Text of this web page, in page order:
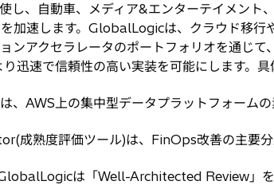
、自動車、メディア&エンターテイメント
加速します。GlobalLogicは、クラウド移行
ンアクセラレータのポートフォリオを通じて
迅速で信頼性の高い実装を可能にします。
、AWS上の集中型データプラットフォーム
熟度評価ツール)は、FinOps改善の主要分
は「Well-Architected Review」を